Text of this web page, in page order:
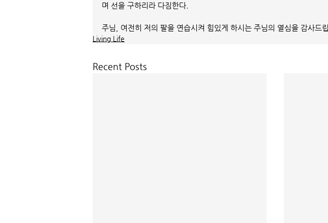
며 선을 구하리라 다짐한다.
주님, 여전히 저의 팔을 연습시켜 힘있게 하시는 주님의 열심을 감사드
Living Life
Recent Posts